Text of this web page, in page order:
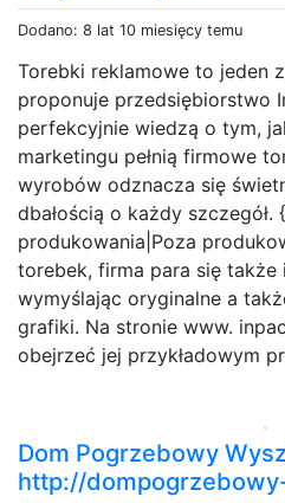
Dodano: 8 lat 10 miesięcy temu
Torebki reklamowe to jeden
proponuje przedsiębiorstwo
perfekcyjnie wiedzą o tym,
marketingu pełnią firmowe
wyrobów odznacza się
dbałością o każdy szczegół.
produkowania|Poza
torebek, firma para się także
wymyślając oryginalne a
grafiki. Na stronie www.
obejrzeć jej przykładowym
Dom Pogrzebowy
http://